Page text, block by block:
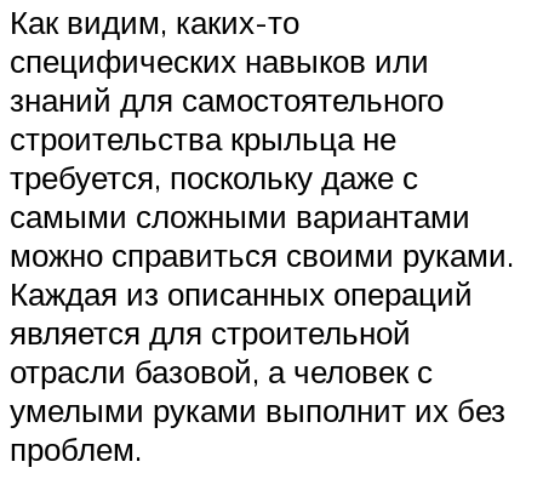
Как видим, каких-то
специфических навыков или
знаний для самостоятельного
строительства крыльца не
требуется, поскольку даже с
самыми сложными вариантами
можно справиться своими руками.
Каждая из описанных операций
является для строительной
отрасли базовой, а человек с
умелыми руками выполнит их без
проблем.